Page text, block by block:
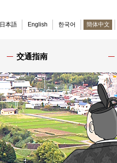
交通指南
日本語 English 한국어 簡体中文